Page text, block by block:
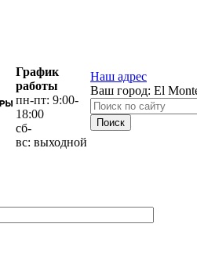
График
работы
пн-пт: 9:00-
18:00
сб-
вс: выходной
Наш адрес
Ваш город: El